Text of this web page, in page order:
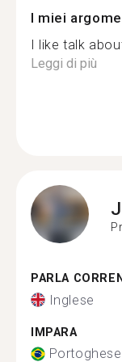
I miei
I like talk
Leggi di più
PARLA
Inglese
IMPARA
Portoghese